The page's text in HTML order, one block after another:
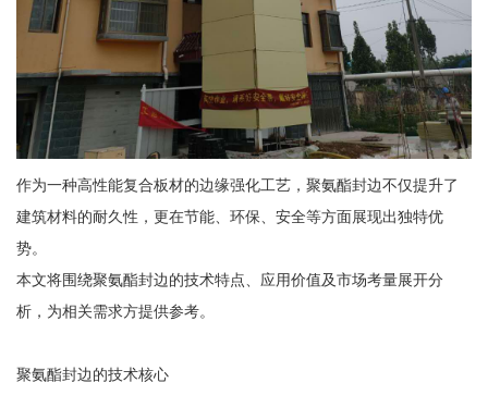
作为一种高性能复合板材的边缘强化工艺，聚氨酯封边不仅提升了
建筑材料的耐久性，更在节能、环保、安全等方面展现出独特优
势。
本文将围绕聚氨酯封边的技术特点、应用价值及市场考量展开分
析，为相关需求方提供参考。
聚氨酯封边的技术核心